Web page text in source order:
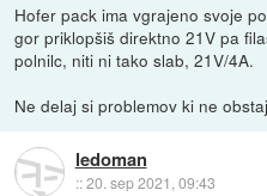
Hofer pack ima vgrajeno svoje
gor priklopšiš direktno 21V pa
polnilc, niti ni tako slab, 21V/4A.
Ne delaj si problemov ki ne
ledoman
::20. sep 2021, 09:43